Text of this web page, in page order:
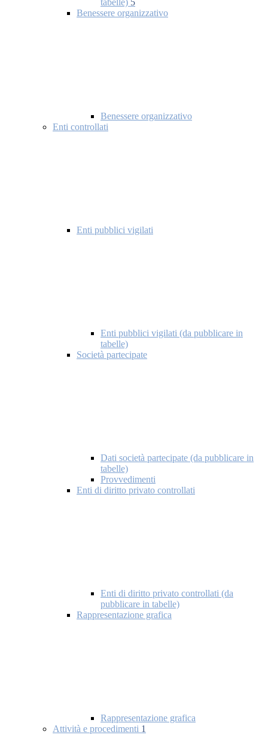
tabelle) 5
Benessere organizzativo
Benessere organizzativo
Enti controllati
Enti pubblici vigilati
Enti pubblici vigilati (da pubblicare in
tabelle)
Società partecipate
Dati società partecipate (da pubblicare in
tabelle)
Provvedimenti
Enti di diritto privato controllati
Enti di diritto privato controllati (da
pubblicare in tabelle)
Rappresentazione grafica
Rappresentazione grafica
Attività e procedimenti 1